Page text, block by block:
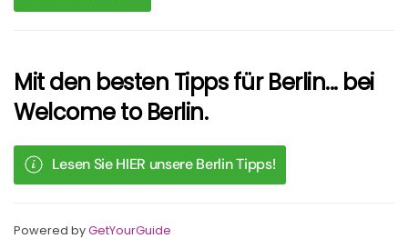
Mit den besten Tipps für Berlin... bei
Welcome to Berlin.
Lesen Sie HIER unsere Berlin Tipps!
Powered byGetYourGuide